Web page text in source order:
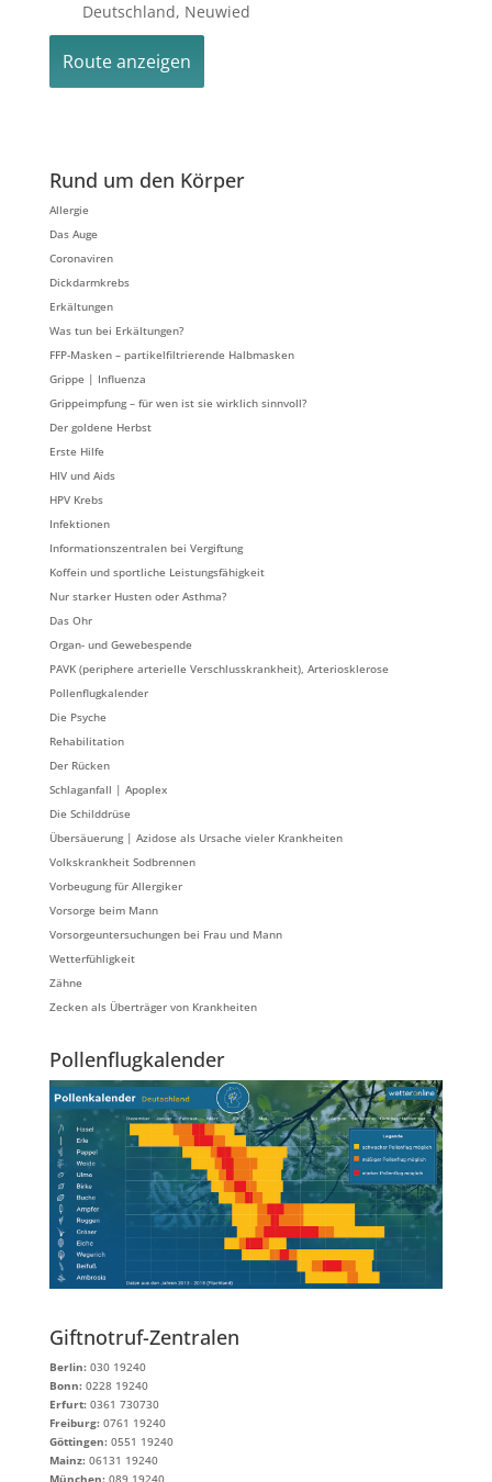
Deutschland, Neuwied
Rund um den Körper
Allergie
Das Auge
Coronaviren
Dickdarmkrebs
Erkältungen
Was tun bei Erkältungen?
FFP-Masken – partikelfiltrierende Halbmasken
Grippe | Influenza
Grippeimpfung – für wen ist sie wirklich sinnvoll?
Der goldene Herbst
Erste Hilfe
HIV und Aids
HPV Krebs
Infektionen
Informationszentralen bei Vergiftung
Koffein und sportliche Leistungsfähigkeit
Nur starker Husten oder Asthma?
Das Ohr
Organ- und Gewebespende
PAVK (periphere arterielle Verschlusskrankheit), Arteriosklerose
Pollenflugkalender
Die Psyche
Rehabilitation
Der Rücken
Schlaganfall | Apoplex
Die Schilddrüse
Übersäuerung | Azidose als Ursache vieler Krankheiten
Volkskrankheit Sodbrennen
Vorbeugung für Allergiker
Vorsorge beim Mann
Vorsorgeuntersuchungen bei Frau und Mann
Wetterfühligkeit
Zähne
Zecken als Überträger von Krankheiten
Pollenflugkalender
Giftnotruf-Zentralen
Berlin:030 19240
Bonn:0228 19240
Erfurt:0361 730730
Freiburg:0761 19240
Göttingen:0551 19240
Mainz:06131 19240